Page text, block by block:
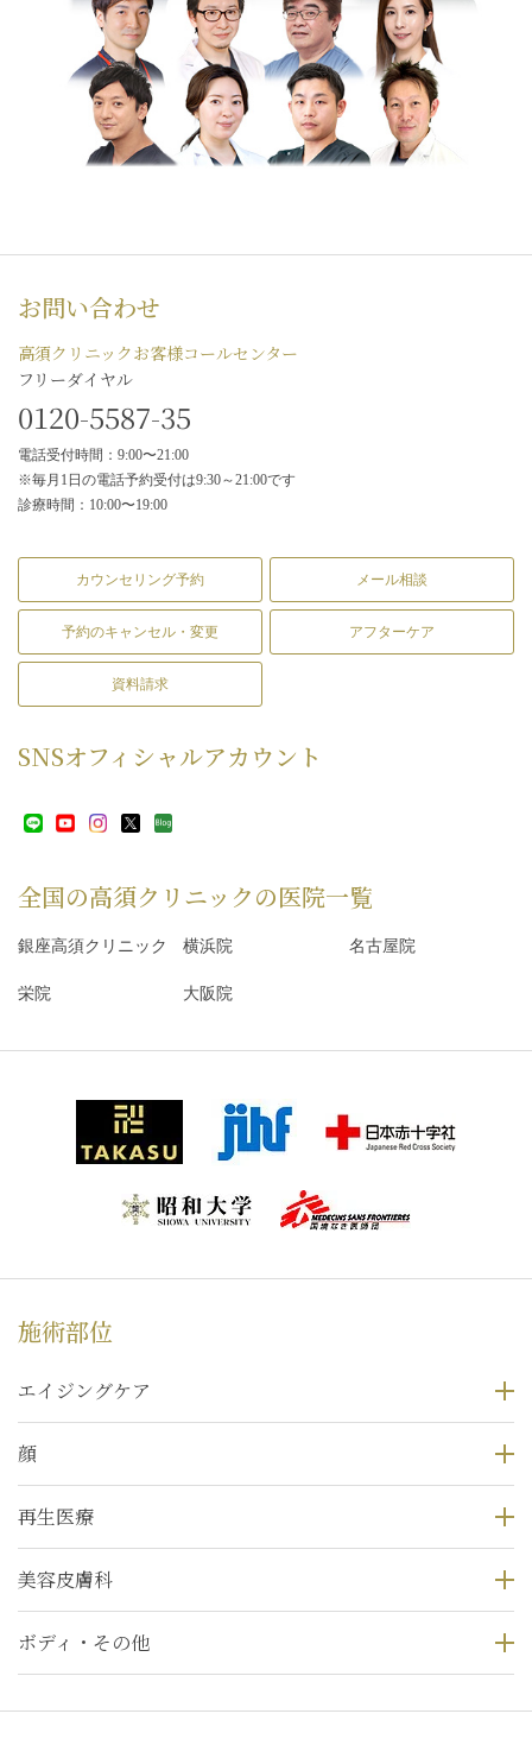
お問い合わせ
高須クリニックお客様コールセンター
フリーダイヤル
0120-5587-35
電話受付時間：9:00〜21:00
※毎月1日の電話予約受付は9:30～21:00です
診療時間：10:00〜19:00
カウンセリング予約 メール相談
予約のキャンセル・変更 アフターケア
資料請求
SNSオフィシャルアカウント
全国の高須クリニックの医院一覧
銀座高須クリニック 横浜院 名古屋院
栄院 大阪院
施術部位
エイジングケア
顔
再生医療
美容皮膚科
ボディ・その他